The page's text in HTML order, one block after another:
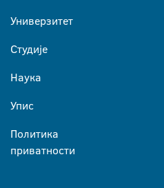
Универзитет
Студије
Наука
Упис
Политика
приватности